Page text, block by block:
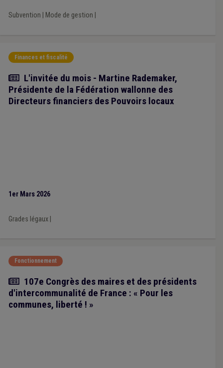
Subvention Mode de gestion
Finances et fiscalité
Article
L'invitée du mois - Martine Rademaker,
Présidente de la Fédération wallonne des
Directeurs financiers des Pouvoirs locaux
1er Mars 2026
Grades légaux|
Fonctionnement
Article
107e Congrès des maires et des présidents
d'intercommunalité de France : « Pour les
communes, liberté ! »